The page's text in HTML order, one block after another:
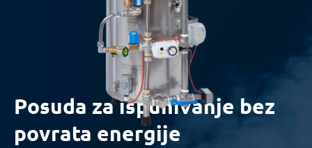
Posuda za ispuhivanje bez
povrata energije